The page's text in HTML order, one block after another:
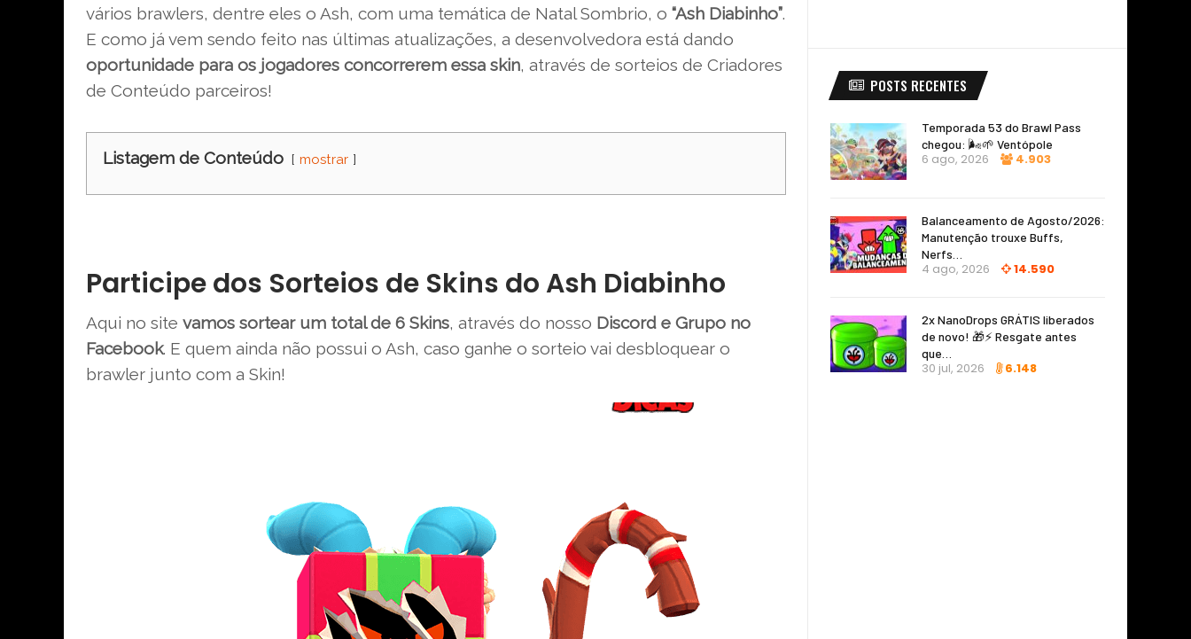
vários brawlers, dentre eles o Ash, com uma temática de Natal Sombrio, o “Ash Diabinho”.
E como já vem sendo feito nas últimas atualizações, a desenvolvedora está dando
oportunidade para os jogadores concorrerem essa skin, através de sorteios de Criadores
de Conteúdo parceiros!
Listagem de Conteúdo mostrar
Participe dos Sorteios de Skins do Ash Diabinho
Aqui no site vamos sortear um total de 6 Skins, através do nosso Discord e Grupo no
Facebook. E quem ainda não possui o Ash, caso ganhe o sorteio vai desbloquear o
brawler junto com a Skin!
POSTS RECENTES
Temporada 53 do Brawl Pass
chegou: 🌬️🌱 Ventópole
6 ago, 2026 4.903
Balanceamento de Agosto/2026:
Manutenção trouxe Buffs,
Nerfs…
4 ago, 2026 14.590
2x NanoDrops GRÁTIS liberados
de novo! 🎁⚡ Resgate antes
que…
30 jul, 2026 6.148